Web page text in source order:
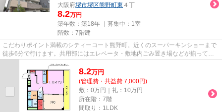
大阪府堺市堺区熊野町東 ４丁
8.2万円
築年数：築18年 ｜募集中： 1室
階数：7階建
こだわりポイント満載のシティーコート熊野町。近くのスーパーキンショーまで
徒歩6分で行けます。共用部にはエレベータ・敷地内ごみ置き場などが揃ってお
8.2万円
(管理費・共益費 7,000円)
敷：0万円｜礼：10万円
所在階：7階
間取り：1LDK